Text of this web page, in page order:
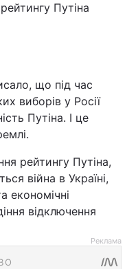
Путіна
що під час
виборів у Росії
Путіна. І це
рейтингу Путіна,
війна в Україні,
економічні
відключення
Реклама